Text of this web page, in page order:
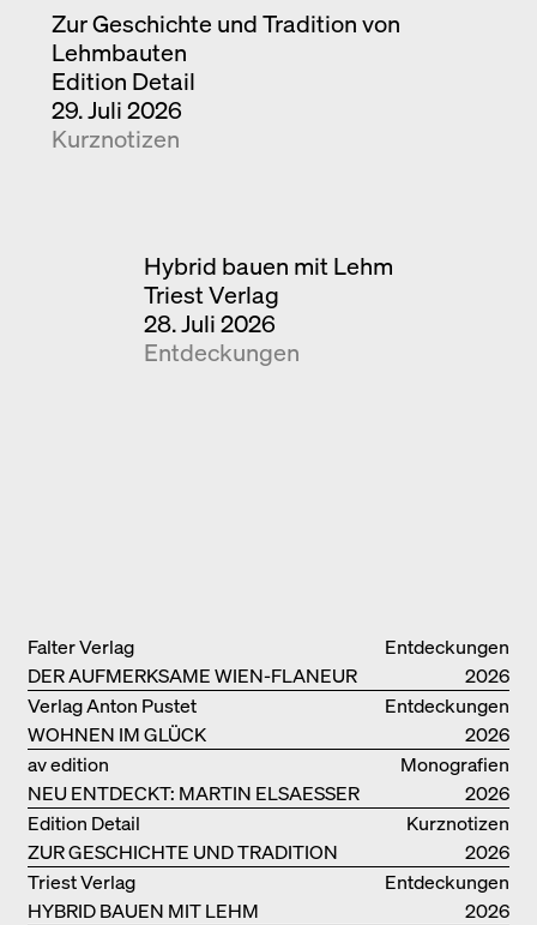
Zur Geschichte und Tradition von
Lehmbauten
Edition Detail
29. Juli 2026
Kurznotizen
Hybrid bauen mit Lehm
Triest Verlag
28. Juli 2026
Entdeckungen
Entdeckungen
DER AUFMERKSAME WIEN-FLANEUR
Falter Verlag
2026
Entdeckungen
WOHNEN IM GLÜCK
Verlag Anton Pustet
2026
Monografien
NEU ENTDECKT: MARTIN ELSAESSER
av edition
2026
Kurznotizen
ZUR GESCHICHTE UND TRADITION
VON LEHMBAUTEN
Edition Detail
2026
Entdeckungen
HYBRID BAUEN MIT LEHM
Triest Verlag
2026